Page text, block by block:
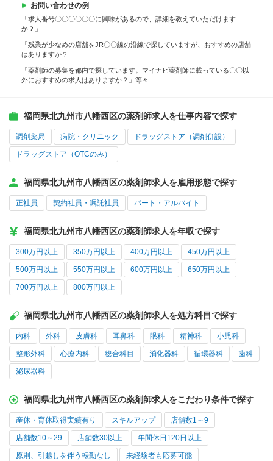
お問い合わせの例
「求人番号〇〇〇〇〇〇に興味があるので、詳細を教えていただけます
か？」
「残業が少なめの店舗をJR〇〇線の沿線で探していますが、おすすめの店舗
はありますか？」
「薬剤師の募集を都内で探しています。マイナビ薬剤師に載っている〇〇以
外におすすめの求人はありますか？」等々
福岡県北九州市八幡西区の薬剤師求人を仕事内容で探す
調剤薬局 病院・クリニック ドラッグストア（調剤併設）
ドラッグストア（OTCのみ）
福岡県北九州市八幡西区の薬剤師求人を雇用形態で探す
正社員 契約社員・嘱託社員 パート・アルバイト
福岡県北九州市八幡西区の薬剤師求人を年収で探す
300万円以上 350万円以上 400万円以上 450万円以上
500万円以上 550万円以上 600万円以上 650万円以上
700万円以上 800万円以上
福岡県北九州市八幡西区の薬剤師求人を処方科目で探す
内科 外科 皮膚科 耳鼻科 眼科 精神科 小児科
整形外科 心療内科 総合科目 消化器科 循環器科 歯科
泌尿器科
福岡県北九州市八幡西区の薬剤師求人をこだわり条件で探す
産休・育休取得実績有り スキルアップ 店舗数1～9
店舗数10～29 店舗数30以上 年間休日120日以上
原則、引越しを伴う転勤なし 未経験者も応募可能